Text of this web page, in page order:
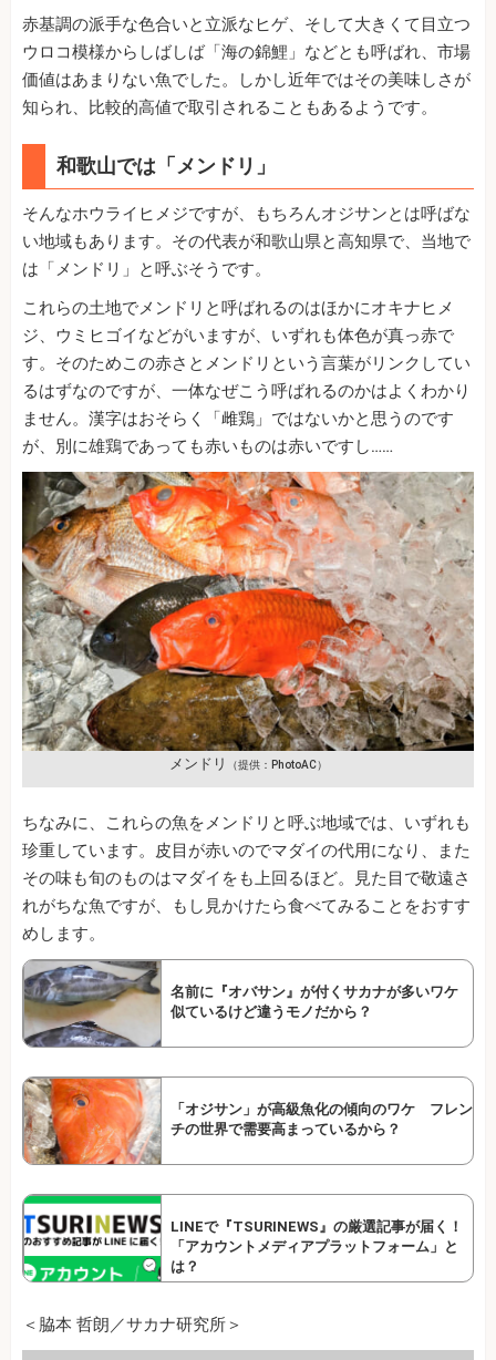
赤基調の派手な色合いと立派なヒゲ、そして大きくて目立つ
ウロコ模様からしばしば「海の錦鯉」などとも呼ばれ、市場
価値はあまりない魚でした。しかし近年ではその美味しさが
知られ、比較的高値で取引されることもあるようです。
和歌山では「メンドリ」
そんなホウライヒメジですが、もちろんオジサンとは呼ばな
い地域もあります。その代表が和歌山県と高知県で、当地で
は「メンドリ」と呼ぶそうです。
これらの土地でメンドリと呼ばれるのはほかにオキナヒメ
ジ、ウミヒゴイなどがいますが、いずれも体色が真っ赤で
す。そのためこの赤さとメンドリという言葉がリンクしてい
るはずなのですが、一体なぜこう呼ばれるのかはよくわかり
ません。漢字はおそらく「雌鶏」ではないかと思うのです
が、別に雄鶏であっても赤いものは赤いですし……
メンドリ （提供：PhotoAC）
ちなみに、これらの魚をメンドリと呼ぶ地域では、いずれも
珍重しています。皮目が赤いのでマダイの代用になり、また
その味も旬のものはマダイをも上回るほど。見た目で敬遠さ
れがちな魚ですが、もし見かけたら食べてみることをおすす
めします。
名前に『オバサン』が付くサカナが多いワケ
似ているけど違うモノだから？
「オジサン」が高級魚化の傾向のワケ フレン
チの世界で需要高まっているから？
LINEで『TSURINEWS』の厳選記事が届く！
「アカウントメディアプラットフォーム」と
は？
＜脇本 哲朗／サカナ研究所＞